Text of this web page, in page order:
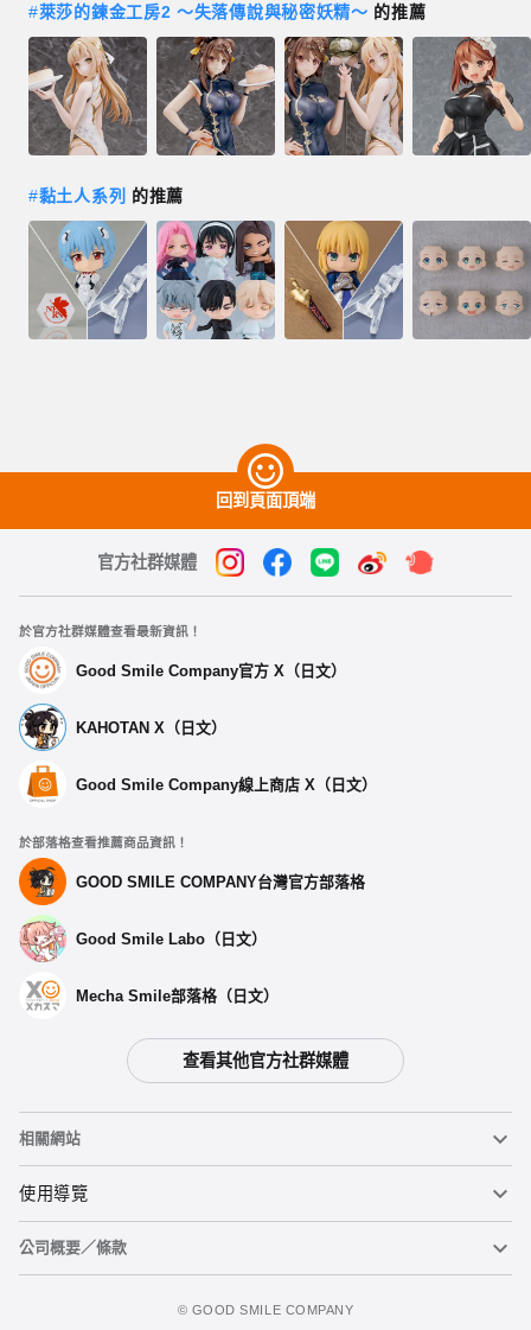
#萊莎的鍊金工房2 ～失落傳說與秘密妖精～ 的推薦
#黏土人系列 的推薦
回到頁面頂端
官方社群媒體
於官方社群媒體查看最新資訊！
Good Smile Company官方 X（日文）
KAHOTAN X（日文）
Good Smile Company線上商店 X（日文）
於部落格查看推薦商品資訊！
GOOD SMILE COMPANY台灣官方部落格
Good Smile Labo（日文）
Mecha Smile部落格（日文）
查看其他官方社群媒體
相關網站
黏土人
黏土人臉部製造機（英文）
使用導覽
重要公告
公司概要／條款
©️ GOOD SMILE COMPANY